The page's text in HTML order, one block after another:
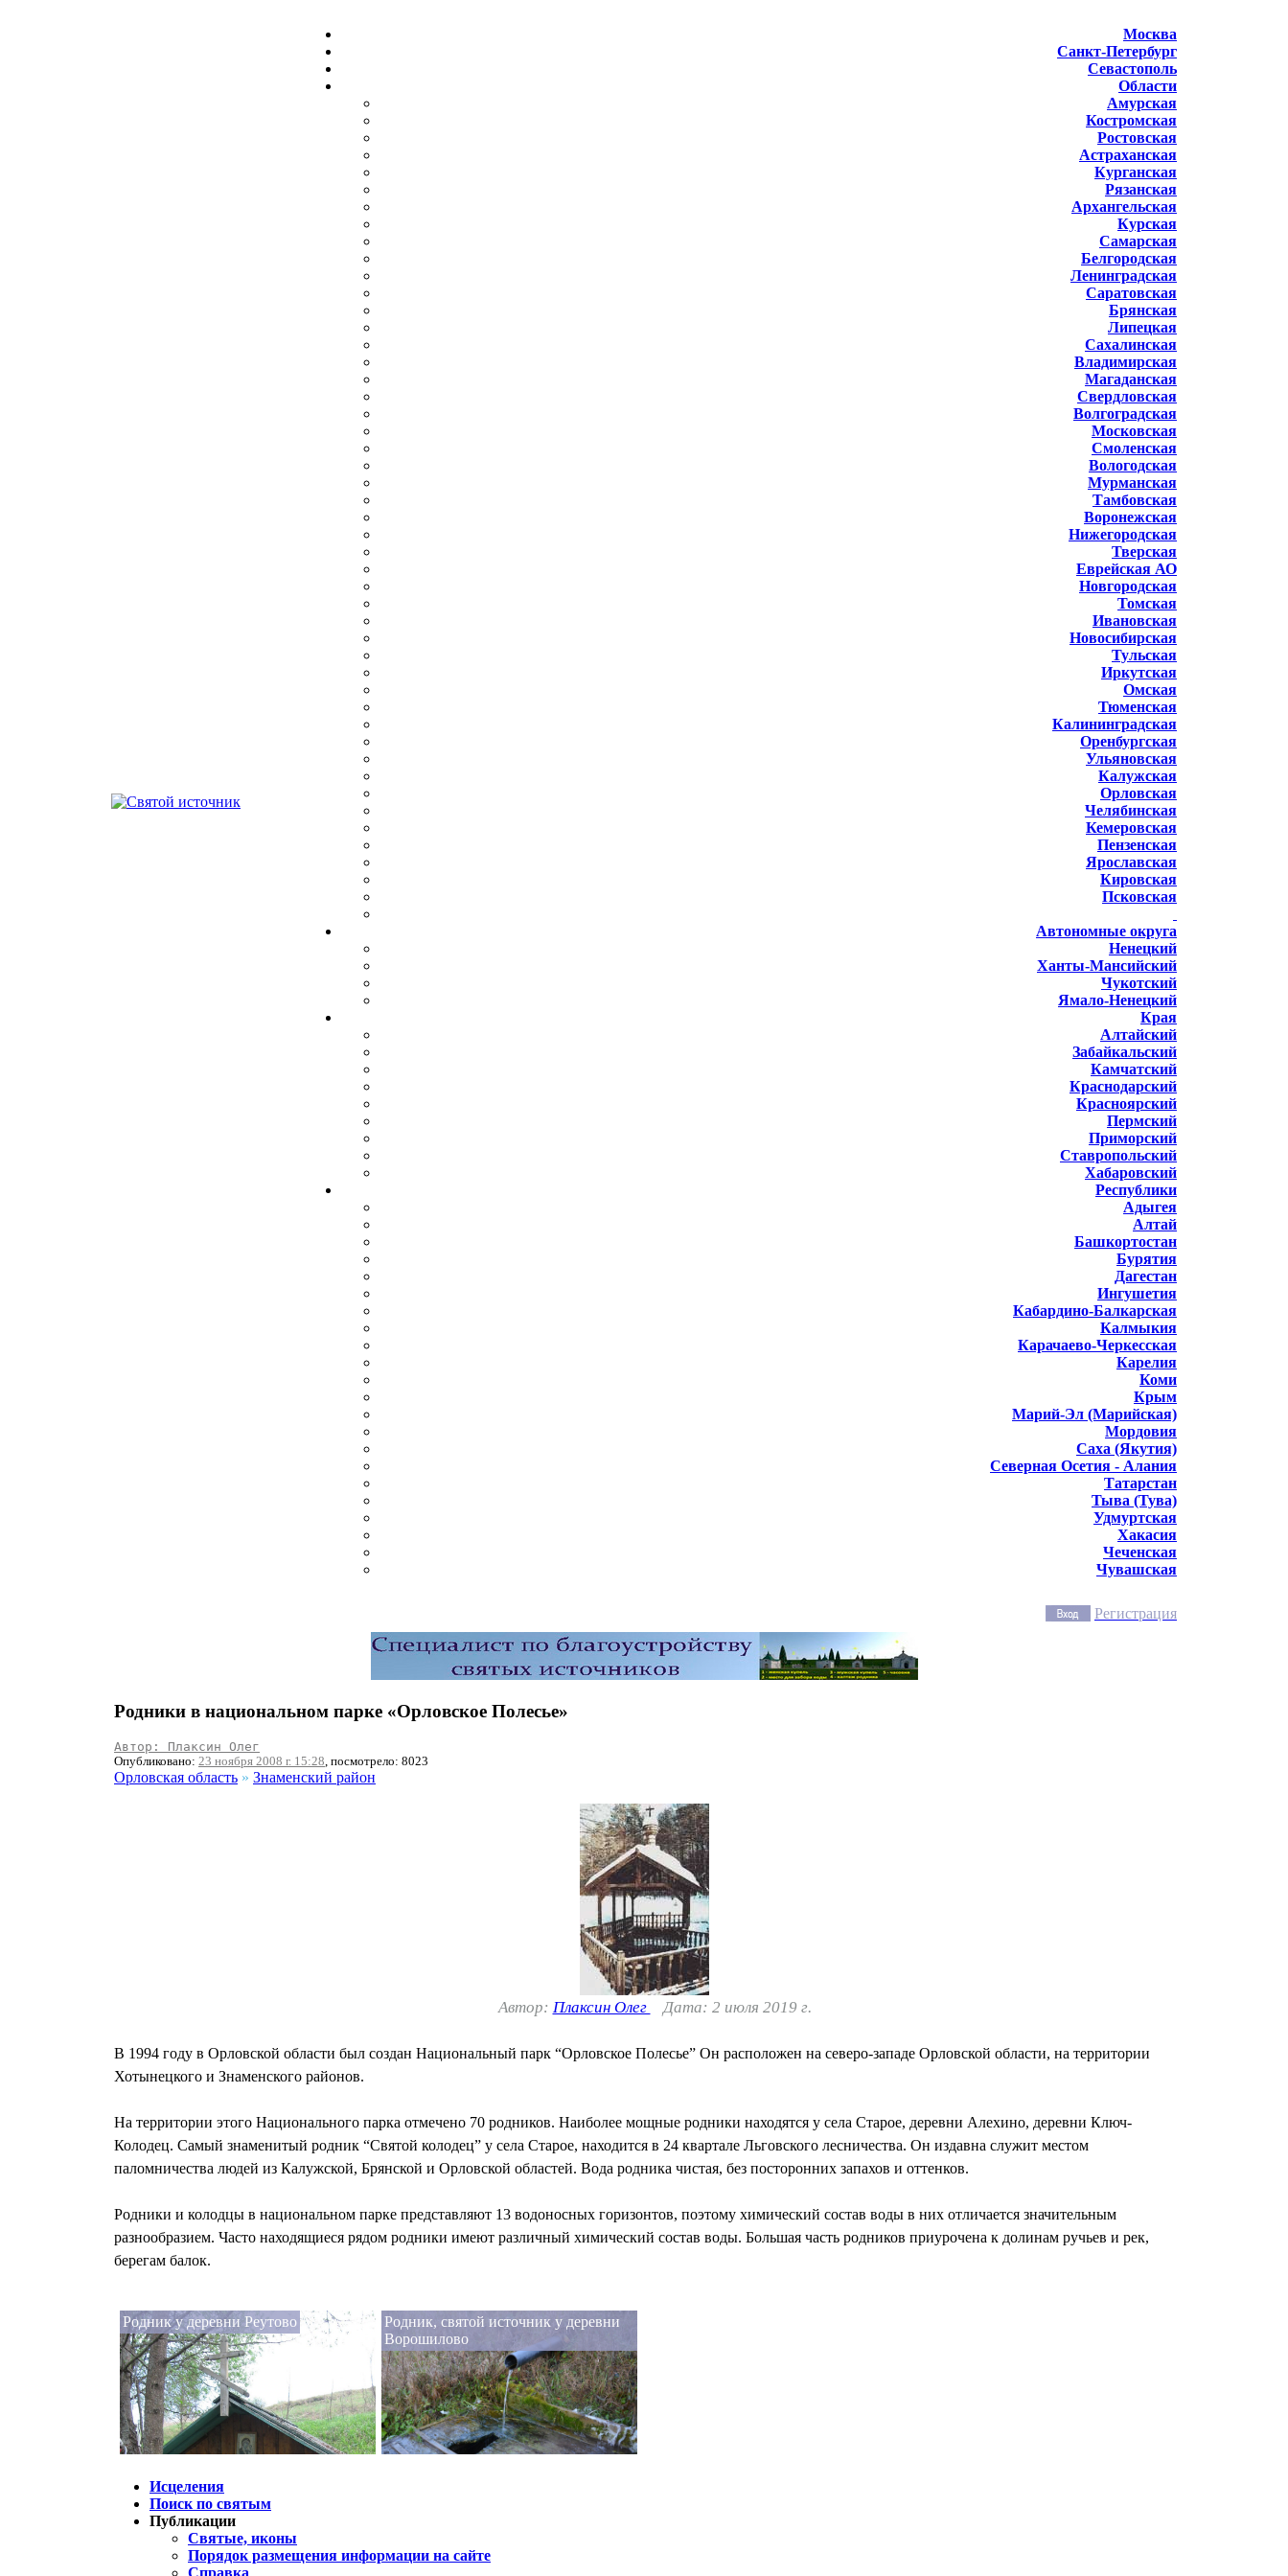
Москва
Санкт-Петербург
Севастополь
Области
Амурская
Костромская
Ростовская
Астраханская
Курганская
Рязанская
Архангельская
Курская
Самарская
Белгородская
Ленинградская
Саратовская
Брянская
Липецкая
Сахалинская
Владимирская
Магаданская
Свердловская
Волгоградская
Московская
Смоленская
Вологодская
Мурманская
Тамбовская
Воронежская
Нижегородская
Тверская
Еврейская АО
Новгородская
Томская
Ивановская
Новосибирская
Тульская
Иркутская
Омская
Тюменская
Калининградская
Оренбургская
Ульяновская
Калужская
Орловская
Челябинская
Кемеровская
Пензенская
Ярославская
Кировская
Псковская
Автономные округа
Ненецкий
Ханты-Мансийский
Чукотский
Ямало-Ненецкий
Края
Алтайский
Забайкальский
Камчатский
Краснодарский
Красноярский
Пермский
Приморский
Ставропольский
Хабаровский
Республики
Адыгея
Алтай
Башкортостан
Бурятия
Дагестан
Ингушетия
Кабардино-Балкарская
Калмыкия
Карачаево-Черкесская
Карелия
Коми
Крым
Марий-Эл (Марийская)
Мордовия
Саха (Якутия)
Северная Осетия - Алания
Татарстан
Тыва (Тува)
Удмуртская
Хакасия
Чеченская
Чувашская
Регистрация
Родники в национальном парке «Орловское Полесье»
Автор: Плаксин Олег
Опубликовано: 23 ноября 2008 г. 15:28, посмотрело: 8023
Орловская область » Знаменский район
Автор: Плаксин Олег Дата: 2 июля 2019 г.
В 1994 году в Орловской области был создан Национальный парк “Орловское Полесье” Он расположен на северо-западе Орловской области, на территории
Хотынецкого и Знаменского районов.
На территории этого Национального парка отмечено 70 родников. Наиболее мощные родники находятся у села Старое, деревни Алехино, деревни Ключ-
Колодец. Самый знаменитый родник “Святой колодец” у села Старое, находится в 24 квартале Льговского лесничества. Он издавна служит местом
паломничества людей из Калужской, Брянской и Орловской областей. Вода родника чистая, без посторонних запахов и оттенков.
Родники и колодцы в национальном парке представляют 13 водоносных горизонтов, поэтому химический состав воды в них отличается значительным
разнообразием. Часто находящиеся рядом родники имеют различный химический состав воды. Большая часть родников приурочена к долинам ручьев и рек,
берегам балок.
Родник у деревни Реутово
Родник, святой источник у деревни
Ворошилово
Исцеления
Поиск по святым
Публикации
Святые, иконы
Порядок размещения информации на сайте
Справка